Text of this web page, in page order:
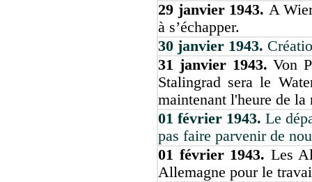
29 janvier 1943. A
à s’échapper.
30 janvier 1943.
31 janvier 1943.Von
Stalingrad sera le
maintenant l'heure de la
01 février 1943.Le
pas faire parvenir de
01 février 1943. Les
Allemagne pour le